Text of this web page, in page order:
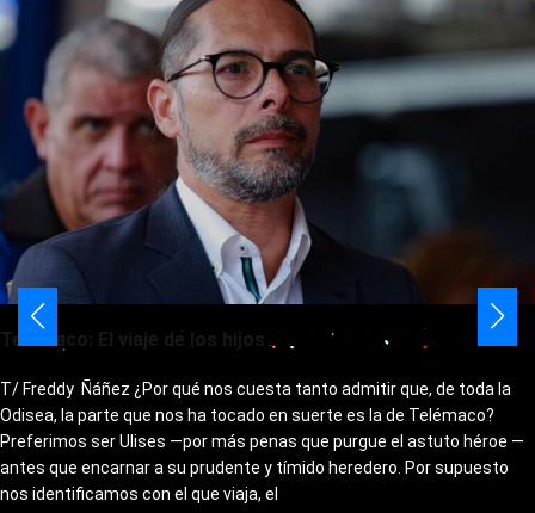
Telémaco: El viaje de los hijos
T/ Freddy Ñáñez ¿Por qué nos cuesta tanto admitir que, de toda la
Odisea, la parte que nos ha tocado en suerte es la de Telémaco?
Preferimos ser Ulises —por más penas que purgue el astuto héroe —
antes que encarnar a su prudente y tímido heredero. Por supuesto
nos identificamos con el que viaja, el